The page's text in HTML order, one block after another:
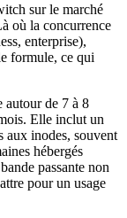
sur le marché
où la concurrence
enterprise),
formule, ce qui
autour de 7 à 8
Elle inclut un
aux inodes, souvent
hébergés
passante non
pour un usage